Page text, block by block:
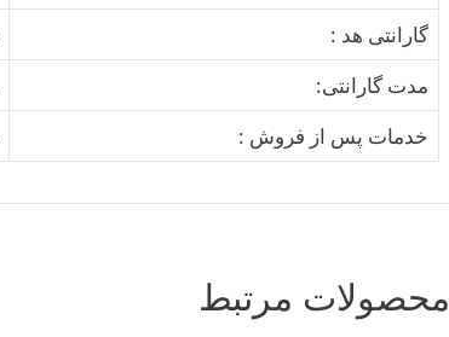
گارانتی هد :
مدت گارانتی:
خدمات پس از فروش :
محصولات مرتبط